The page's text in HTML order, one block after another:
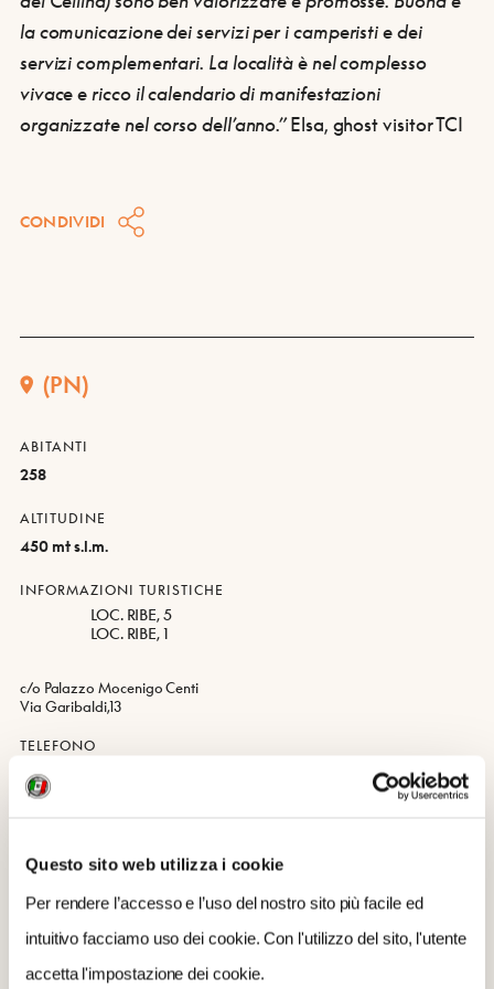
Questo sito web utilizza i cookie
Per rendere l’accesso e l’uso del nostro sito più facile ed
intuitivo facciamo uso dei cookie. Con l'utilizzo del sito, l'utente
accetta l'impostazione dei cookie.
lacomunicazione dei servizi per i camperistie dei
servizi complementari. La località è nel complesso
vivacee ricco il calendario di manifestazioni
organizzate nel corso dell’anno.”Elsa, ghost visitor TCI
CONDIVIDI
(PN)
ABITANTI
258
ALTITUDINE
450 mt s.l.m.
INFORMAZIONI TURISTICHE
LOC. RIBE, 5
LOC. RIBE, 1
c/o Palazzo Mocenigo Centi
Via Garibaldi,13
TELEFONO
042776300